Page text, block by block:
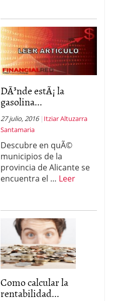
DÃ³nde estÃ¡ la
gasolina...
27 julio, 2016
Itziar Altuzarra
Santamaria
Descubre en quÃ©
municipios de la
provincia de Alicante se
encuentra el … Leer
Como calcular la
rentabilidad...